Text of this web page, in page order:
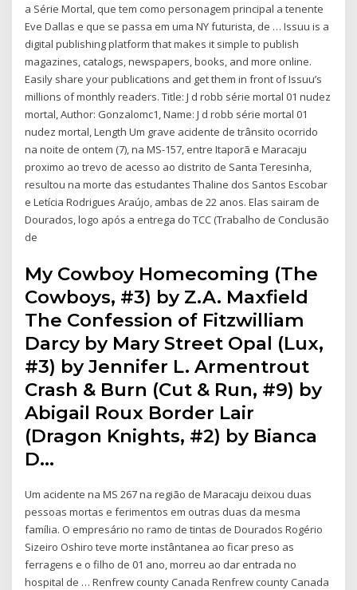
a Série Mortal, que tem como personagem principal a tenente
Eve Dallas e que se passa em uma NY futurista, de … Issuu is a
digital publishing platform that makes it simple to publish
magazines, catalogs, newspapers, books, and more online.
Easily share your publications and get them in front of Issuu’s
millions of monthly readers. Title: J d robb série mortal 01 nudez
mortal, Author: Gonzalomc1, Name: J d robb série mortal 01
nudez mortal, Length Um grave acidente de trânsito ocorrido
na noite de ontem (7), na MS-157, entre Itaporã e Maracaju
proximo ao trevo de acesso ao distrito de Santa Teresinha,
resultou na morte das estudantes Thaline dos Santos Escobar
e Letícia Rodrigues Araújo, ambas de 22 anos. Elas sairam de
Dourados, logo após a entrega do TCC (Trabalho de Conclusão
de
My Cowboy Homecoming (The
Cowboys, #3) by Z.A. Maxfield
The Confession of Fitzwilliam
Darcy by Mary Street Opal (Lux,
#3) by Jennifer L. Armentrout
Crash & Burn (Cut & Run, #9) by
Abigail Roux Border Lair
(Dragon Knights, #2) by Bianca
D…
Um acidente na MS 267 na região de Maracaju deixou duas
pessoas mortas e ferimentos em outras duas da mesma
família. O empresário no ramo de tintas de Dourados Rogério
Sizeiro Oshiro teve morte instântanea ao ficar preso as
ferragens e o filho de 01 ano, morreu ao dar entrada no
hospital de … Renfrew county Canada Renfrew county Canada